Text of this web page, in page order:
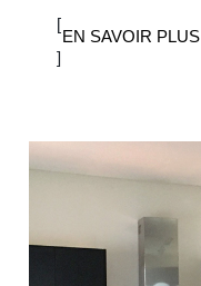
[
EN SAVOIR PLUS
]